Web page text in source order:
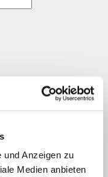
und Anzeigen zu
Medien anbieten